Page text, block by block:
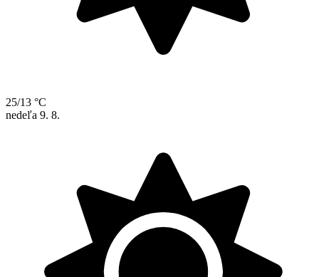
25/13 °C
nedeľa 9. 8.